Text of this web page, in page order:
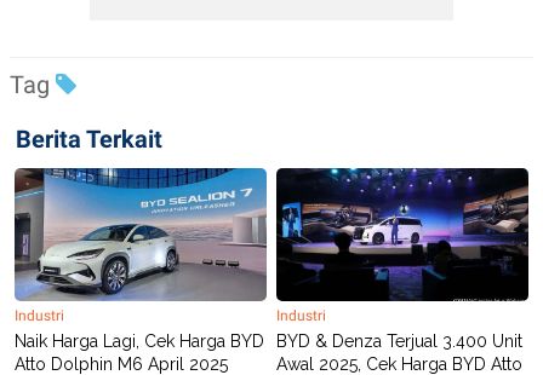
Tag
Berita Terkait
Industri
Naik Harga Lagi, Cek Harga BYD
Atto Dolphin M6 April 2025
Industri
BYD & Denza Terjual 3.400 Unit
Awal 2025, Cek Harga BYD Atto